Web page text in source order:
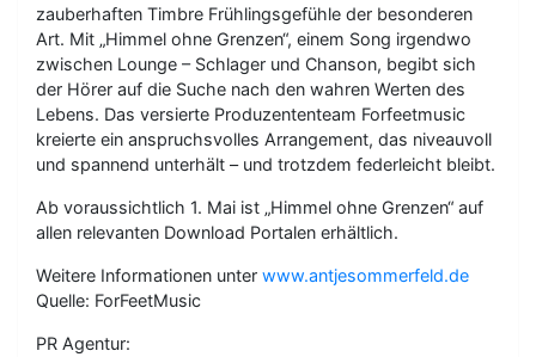
zauberhaften Timbre Frühlingsgefühle der besonderen
Art. Mit „Himmel ohne Grenzen“, einem Song irgendwo
zwischen Lounge – Schlager und Chanson, begibt sich
der Hörer auf die Suche nach den wahren Werten des
Lebens. Das versierte Produzententeam Forfeetmusic
kreierte ein anspruchsvolles Arrangement, das niveauvoll
und spannend unterhält – und trotzdem federleicht bleibt.
Ab voraussichtlich 1. Mai ist „Himmel ohne Grenzen“ auf
allen relevanten Download Portalen erhältlich.
Weitere Informationen unter www.antjesommerfeld.de
Quelle: ForFeetMusic
PR Agentur: